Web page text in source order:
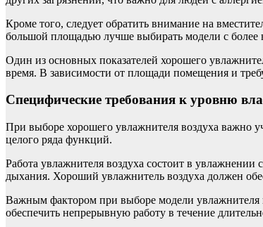
Кроме того, следует обратить внимание на
большой площадью лучше выбирать модели с более
Один из основных показателей хорошего
время. В зависимости от площади помещения и
Специфические требования к уровню
При выборе хорошего увлажнителя воздуха важно
целого ряда функций.
Работа увлажнителя воздуха состоит в увлажнении
дыхания. Хороший увлажнитель воздуха должен
Важным фактором при выборе модели увлажнителя
обеспечить непрерывную работу в течение